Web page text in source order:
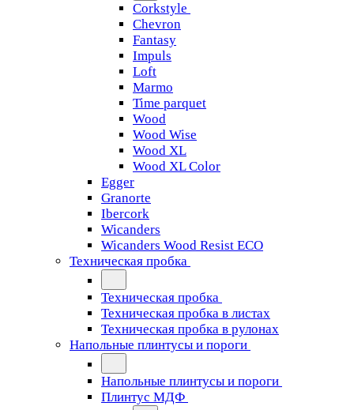
Corkstyle
Chevron
Fantasy
Impuls
Loft
Marmo
Time parquet
Wood
Wood Wise
Wood XL
Wood XL Color
Egger
Granorte
Ibercork
Wicanders
Wicanders Wood Resist ECO
Техническая пробка
Техническая пробка
Техническая пробка в листах
Техническая пробка в рулонах
Напольные плинтусы и пороги
Напольные плинтусы и пороги
Плинтус МДФ